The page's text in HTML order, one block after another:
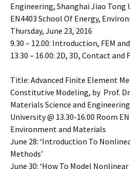
Engineering, Shanghai Jiao Tong
EN4403 School Of Energy,
Thursday, June 23, 2016
9.30 – 12.00: Introduction, FEM and
13.30 – 16.00: 2D, 3D, Contact
Title: Advanced Finite Element
Constitutive Modeling, by Prof.
Materials Science and
University @ 13.30-16.00 Room
Environment and Materials
June 28: ‘Introduction To
Methods’
June 30: ‘How To Model